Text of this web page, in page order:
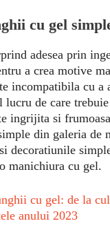
cu gel
adesea prin
a crea motive
incompatibila cu a
lucru de care
ingrijita si
din galeria de
decoratiunile
manichiura cu gel.
cu gel: de la
anului 2023